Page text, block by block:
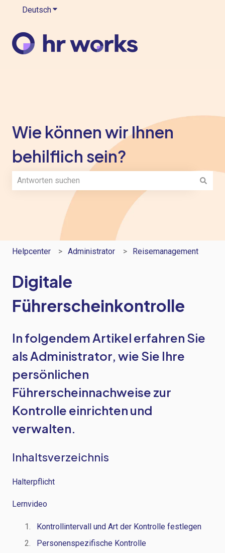
DeutschUntermenü für Übersetzungen anzeigen
Wie können wir Ihnen
behilflich sein?
Es gibt keine Vorschläge, da das Suchfeld leer ist.
Helpcenter Administrator Reisemanagement
Digitale
Führerscheinkontrolle
In folgendem Artikel erfahren Sie
als Administrator, wie Sie Ihre
persönlichen
Führerscheinnachweise zur
Kontrolle einrichten und
verwalten.
Inhaltsverzeichnis
Halterpflicht
Lernvideo
Kontrollintervall und Art der Kontrolle festlegen
Personenspezifische Kontrolle